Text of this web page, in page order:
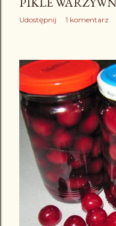
Udostępnij 1 komentarz